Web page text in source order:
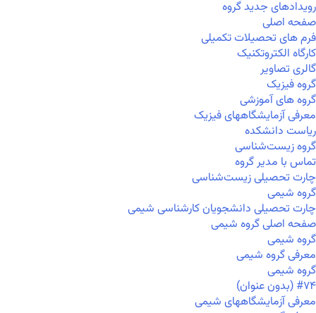
رویدادهای جدید گروه
صفحه اصلی
فرم های تحصیلات تکمیلی
کارگاه الکتروتکنیک
گالری تصاویر
گروه فیزیک
گروه های آموزشی
معرفی آزمایشگاههای فیزیک
ریاست دانشکده
گروه زیست‌شناسی
تماس با مدیر گروه
چارت تحصیلی زیست‌شناسی
گروه شیمی
چارت تحصیلی دانشجویان کارشناسی شیمی
صفحه اصلی گروه شیمی
گروه شیمی
معرفی گروه شیمی
گروه شیمی
#۷۴ (بدون عنوان)
معرفی آزمایشگاههای شیمی